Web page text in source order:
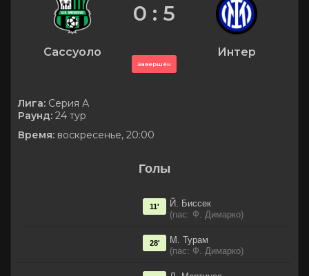
Сассуоло
0 : 5
Завершён
Интер
Лига: Серия А
Раунд: 24 тур
Время: воскресенье, 20:00
Голы
Й. Биссек
(пас: Ф. Димарко)
11'
М. Турам
(пас: Ф. Димарко)
28'